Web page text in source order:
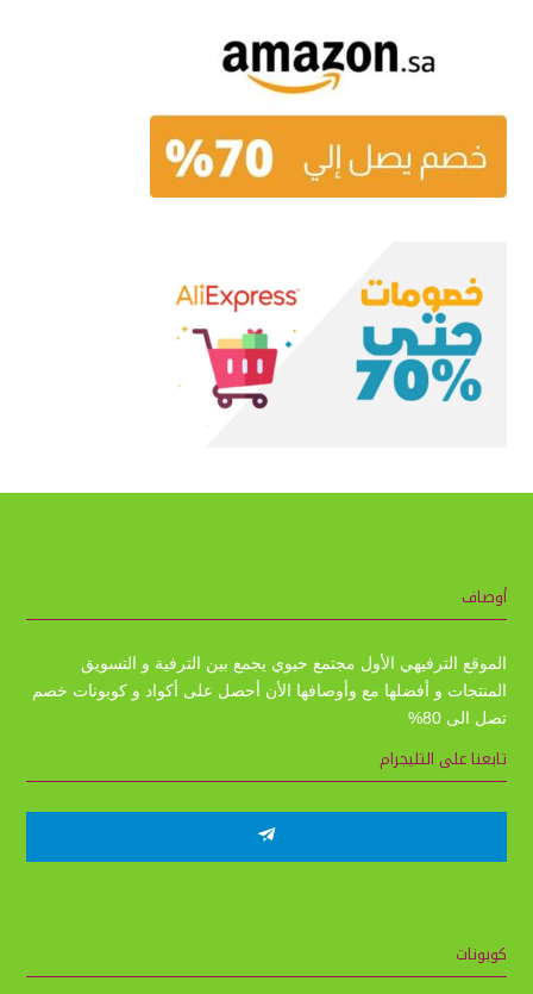
أوصاف
الموقع الترفيهي الأول مجتمع حيوي يجمع بين الترفية و التسويق
المنتجات و أفضلها مع وأوصافها الأن أحصل على أكواد و كوبونات خصم
تصل الى 80%
تابعنا على التليجرام
كوبونات